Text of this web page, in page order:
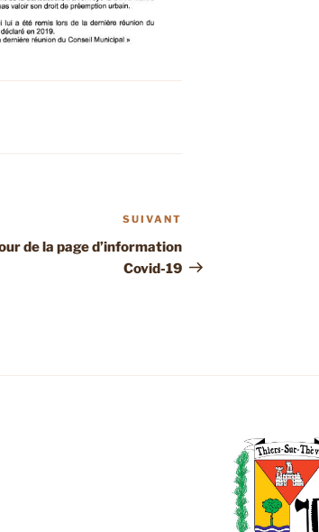
suivant
SUIVANT
de la page d’information
Covid-19